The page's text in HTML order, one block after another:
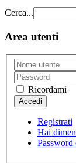
Cerca...
Area utenti
Ricordami
Registrati
Hai
Password